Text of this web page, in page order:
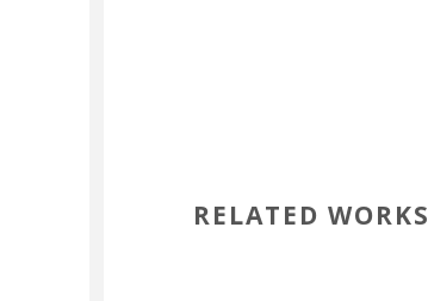
RELATED WORKS